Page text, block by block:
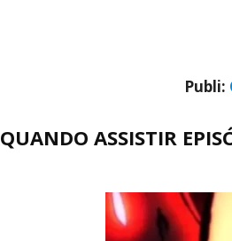
Publi:
QUANDO ASSISTIR